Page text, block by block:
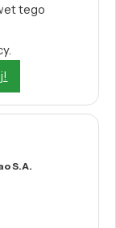
tego
S.A.